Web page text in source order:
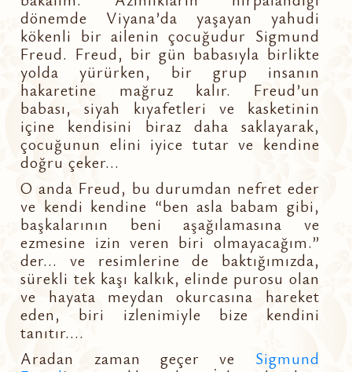
dönemde Viyana’da yaşayan yahudi
kökenli bir ailenin çocuğudur Sigmund
Freud. Freud, bir gün babasıyla birlikte
yolda yürürken, bir grup insanın
hakaretine mağruz kalır. Freud’un
babası, siyah kıyafetleri ve kasketinin
içine kendisini biraz daha saklayarak,
çocuğunun elini iyice tutar ve kendine
doğru çeker...
O anda Freud, bu durumdan nefret eder
ve kendi kendine “ben asla babam gibi,
başkalarının beni aşağılamasına ve
ezmesine izin veren biri olmayacağım.”
der... ve resimlerine de baktığımızda,
sürekli tek kaşı kalkık, elinde purosu olan
ve hayata meydan okurcasına hareket
eden, biri izlenimiyle bize kendini
tanıtır....
Aradan zaman geçer ve Sigmund